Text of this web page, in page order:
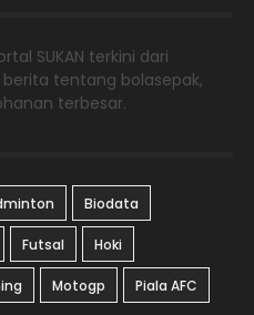
SUKAN terkini dari
tentang bolasepak,
terbesar.
Biodata
Futsal Hoki
Motogp Piala AFC